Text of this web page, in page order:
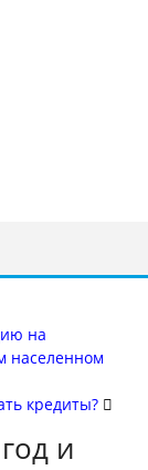
на
населенном
кредиты?
и